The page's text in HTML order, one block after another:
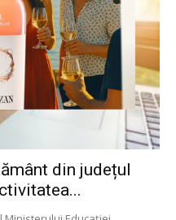
din județul